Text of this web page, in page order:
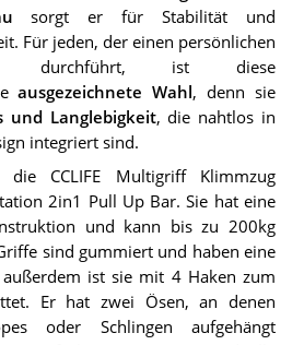
sorgt er für Stabilität und
Für jeden, der einen persönlichen
durchführt, ist diese
ausgezeichnete Wahl, denn sie
und Langlebigkeit, die nahtlos in
integriert sind.
CCLIFE Multigriff Klimmzug
2in1 Pull Up Bar. Sie hat eine
und kann bis zu 200kg
sind gummiert und haben eine
ist sie mit 4 Haken zum
Er hat zwei Ösen, an denen
oder Schlingen aufgehängt